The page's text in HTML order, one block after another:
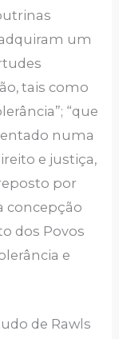
um
tais como
“que
numa
e justiça,
por
concepção
dos Povos
e
de Rawls